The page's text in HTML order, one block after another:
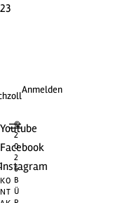
Anmelden
23
Youtube
Facebook
Instagram
KO
NT
©
2
0
2
6
B
Ü